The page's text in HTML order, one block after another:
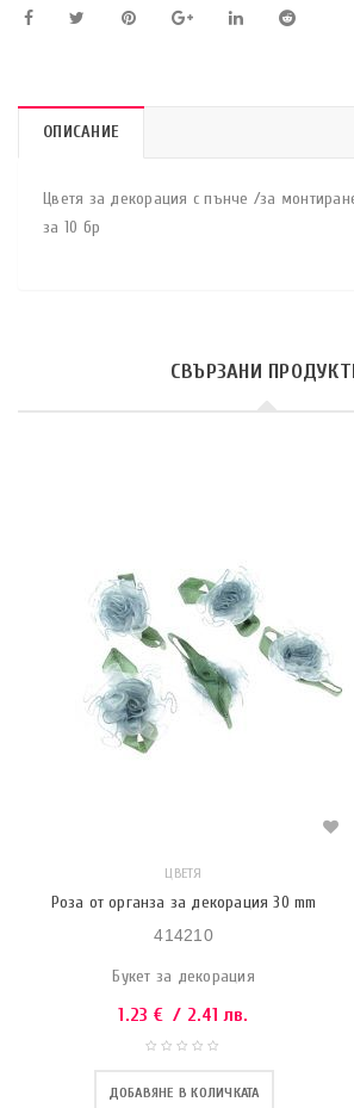
ОПИСАНИЕ
Цветя за декорация с пънче /за
за 10 бр
СВЪРЗАНИ
ЦВЕТЯ
Роза от органза за декорация 30 mm
414210
Букет за декорация
1.23 € / 2.41 лв.
ДОБАВЯНЕ В КОЛИЧКАТА